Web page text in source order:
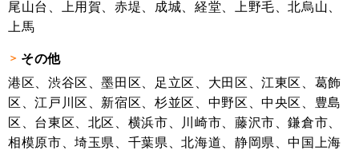
尾山台、上用賀、赤堤、成城、経堂、上野毛、北烏山、
上馬
その他
港区、渋谷区、墨田区、足立区、大田区、江東区、葛飾
区、江戸川区、新宿区、杉並区、中野区、中央区、豊島
区、台東区、北区、横浜市、川崎市、藤沢市、鎌倉市、
相模原市、埼玉県、千葉県、北海道、静岡県、中国上海